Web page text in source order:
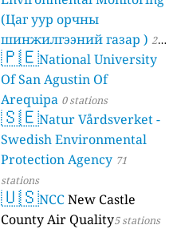
(Цаг уур орчны
шинжилгээний газар ) 21
stations
🇵🇪National University
Of San Agustin Of
Arequipa 0 stations
🇸🇪Natur Vårdsverket -
Swedish Environmental
Protection Agency 71
stations
🇺🇸NCCNew Castle
County Air Quality5 stations